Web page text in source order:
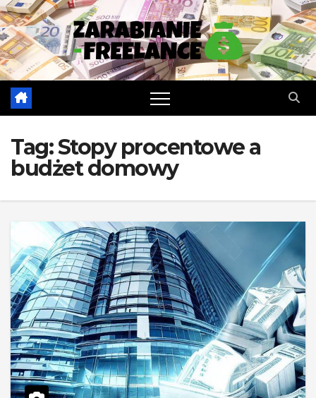
Skip
to
content
Tag:Stopy procentowe a
budżet domowy